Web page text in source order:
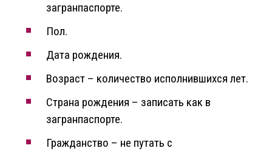
загранпаспорте.
Пол.
Дата рождения.
Возраст – количество исполнившихся лет.
Страна рождения – записать как в
загранпаспорте.
Гражданство – не путать с